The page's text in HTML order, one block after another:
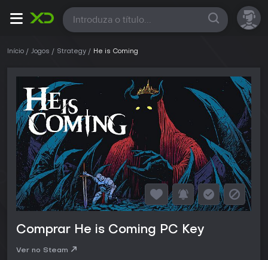
Todas
Início Jogos Strategy He is Coming
Comprar He is Coming PC Key
Ver no Steam